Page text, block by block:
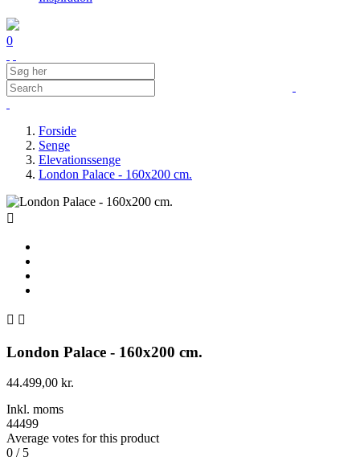
0
Forside
Senge
Elevationssenge
London Palace - 160x200 cm.

 
London Palace - 160x200 cm.
44.499,00 kr.
Inkl. moms
44499
Average votes for this product
0 / 5